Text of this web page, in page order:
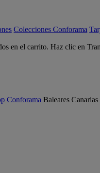
Colecciones Conforama
en el carrito. Haz clic en
Conforama Baleares Canarias